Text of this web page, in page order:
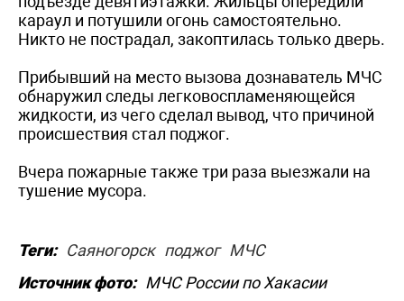
караул и потушили огонь самостоятельно.
Никто не пострадал, закоптилась только дверь.
Прибывший на место вызова дознаватель МЧС
обнаружил следы легковоспламеняющейся
жидкости, из чего сделал вывод, что причиной
происшествия стал поджог.
Вчера пожарные также три раза выезжали на
тушение мусора.
Теги: Саяногорск поджог МЧС
Источник фото: МЧС России по Хакасии